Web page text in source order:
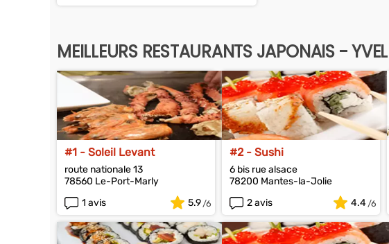
MEILLEURS RESTAURANTS JAPONAIS -
#1 - Soleil Levant
route nationale 13
78560 Le-Port-Marly
1 avis
5.9
#2 - Sushi
6 bis rue alsace
78200 Mantes-la-Jolie
2 avis
4.4